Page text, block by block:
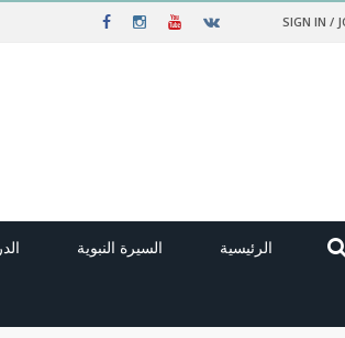
SIGN IN /
الرئيسية السيرة النبوية